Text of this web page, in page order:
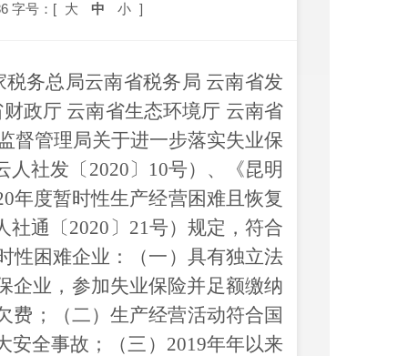
字号：[ 大 中 小 ]
税务总局云南省税务局 云南省发
政厅 云南省生态环境厅 云南省
督管理局关于进一步落实失业保
人社发 〔 2020〕 10号）、 《昆明
年度暂时性生产经营困难且恢复
社通 〔2020 〕 21号） 规定，符合
性困难企业：
（一）具有独立法
企业，参加失业保险并足额缴纳
费；（二）生产经营活动符合国
全事故；（三） 2019年年以来